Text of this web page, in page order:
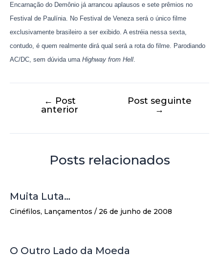
Encarnação do Demônio já arrancou aplausos e sete prêmios no
Festival de Paulínia. No Festival de Veneza será o único filme
exclusivamente brasileiro a ser exibido. A estréia nessa sexta,
contudo, é quem realmente dirá qual será a rota do filme. Parodiando
AC/DC, sem dúvida uma Highway from Hell
← Post
anterior
Post seguinte
→
Posts relacionados
Muita Luta…
Cinéfilos, Lançamentos / 26 de junho de 2008
O Outro Lado da Moeda